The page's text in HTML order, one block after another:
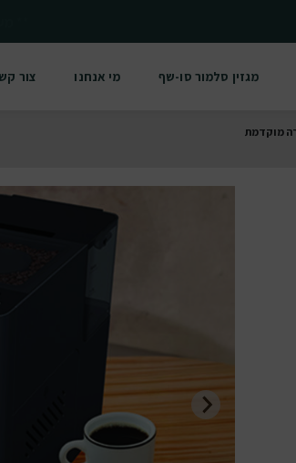
מגזין סלמור סו-שף מי אנחנו צור